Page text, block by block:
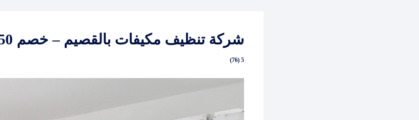
شركة تنظيف مكيفات بالقصيم – خصم 50%
5 (76)